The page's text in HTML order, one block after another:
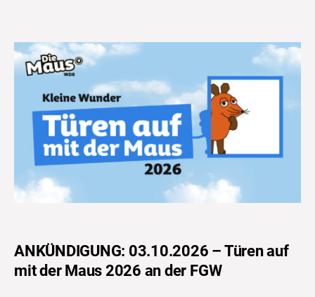
ANKÜNDIGUNG: 03.10.2026 – Türen auf
mit der Maus 2026 an der FGW